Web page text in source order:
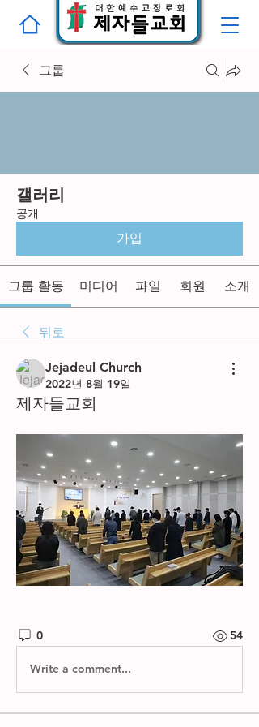
그룹
갤러리
공개
가입
그룹 활동 미디어 파일 회원 소개
뒤로
Jejadeul Church
2022년 8월 19일
제자들교회
0 54
Write a comment...